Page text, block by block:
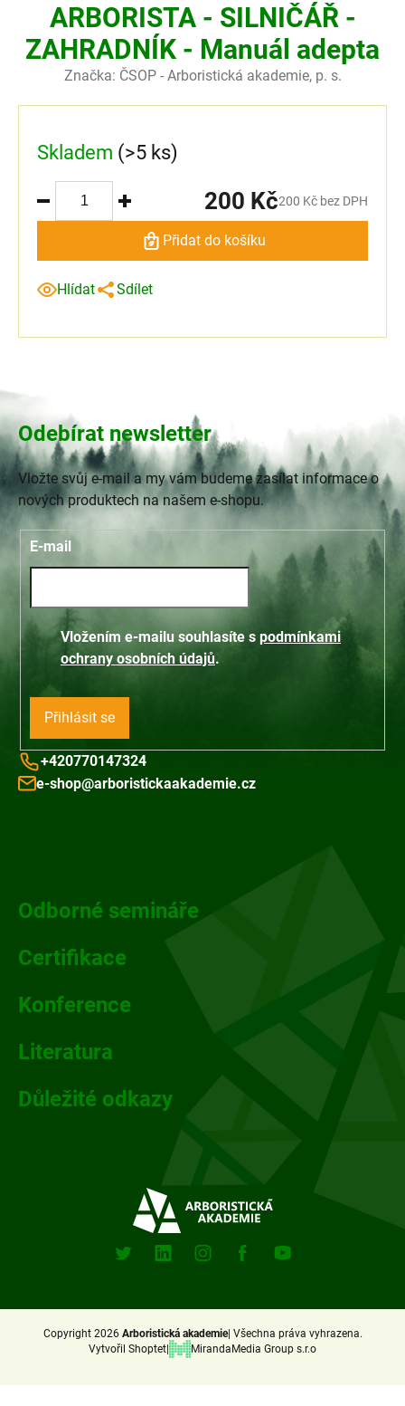
ARBORISTA - SILNIČÁŘ -
ZAHRADNÍK - Manuál adepta
Značka: ČSOP - Arboristická akademie, p. s.
Skladem (>5 ks)
200 Kč200 Kč bez DPH
Přidat do košíku
Hlídat Sdílet
Odebírat newsletter
Vložte svůj e-mail a my vám budeme zasílat informace o
nových produktech na našem e-shopu.
E-mail
Vložením e-mailu souhlasíte s podmínkami
ochrany osobních údajů.
Přihlásit se
+420770147324
e-shop@arboristickaakademie.cz
Odborné semináře
Certifikace
Konference
Literatura
Důležité odkazy
Sociální
sitě
X
LinkedinInstagramFacebookYoutube
Vytvořil Shoptet MirandaMedia Group s.r.o
Copyright 2026 Arboristická akademie Všechna práva vyhrazena.